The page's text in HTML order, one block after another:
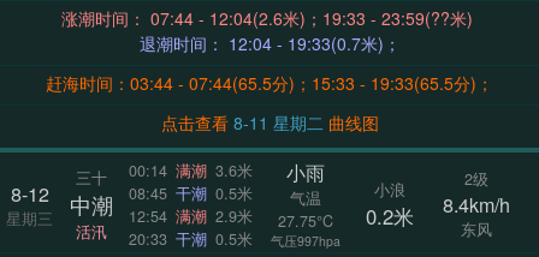
涨潮时间： 07:44 - 12:04(2.6米)；19:33 - 23:59(??米)
退潮时间： 12:04 - 19:33(0.7米)；
赶海时间：03:44 - 07:44(65.5分)；15:33 - 19:33(65.5分)；
点击查看
8-11 星期二 曲线图
8-12
星期三
三十
中潮
活汛
00:14 满潮 3.6米
08:45 干潮 0.5米
12:54 满潮 2.9米
20:33 干潮 0.5米
小雨
气温
27.75°C
气压997hpa
小浪
0.2米
2级
8.4km/h
东风